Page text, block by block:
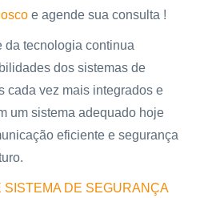
e agende sua consulta !
da tecnologia continua
dos sistemas de
cada vez mais integrados e
um sistema adequado hoje
eficiente e segurança
SISTEMA DE SEGURANÇA